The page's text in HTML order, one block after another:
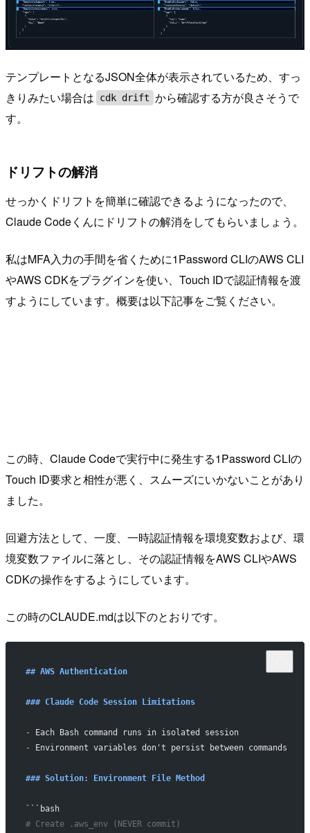
テンプレートとなるJSON全体が表示されているため、すっ
きりみたい場合は
cdk drift から確認する方が良さそうで
す。
ドリフトの解消
せっかくドリフトを簡単に確認できるようになったので、
Claude Codeくんにドリフトの解消をしてもらいましょう。
私はMFA入力の手間を省くために1Password CLIのAWS CLI
やAWS CDKをプラグインを使い、Touch IDで認証情報を渡
すようにしています。概要は以下記事をご覧ください。
この時、Claude Codeで実行中に発生する1Password CLIの
Touch ID要求と相性が悪く、スムーズにいかないことがあり
ました。
回避方法として、一度、一時認証情報を環境変数および、環
境変数ファイルに落とし、その認証情報をAWS CLIやAWS
CDKの操作をするようにしています。
この時のCLAUDE.mdは以下のとおりです。
## AWS Authentication
### Claude Code Session Limitations
- Each Bash command runs in isolated session
- Environment variables don't persist between commands
### Solution: Environment File Method
```bash
# Create .aws_env (NEVER commit)